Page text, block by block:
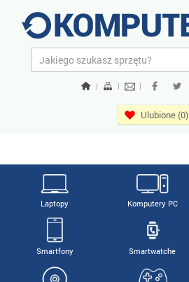
| | |
Ulubione (0)
Laptopy Komputery PC
Smartfony Smartwatche